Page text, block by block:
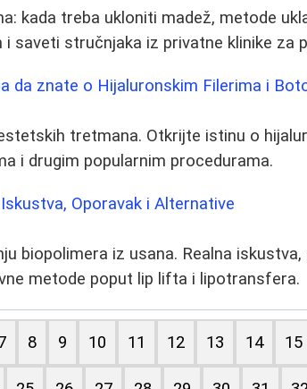
kada treba ukloniti madež, metode
saveti stručnjaka iz privatne klinike za
da znate o Hijaluronskim Filerima i
tretmana. Otkrijte istinu o
i drugim popularnim procedurama.
Oporavak i Alternative
biopolimera iz usana. Realna
metode poput lip lifta i lipotransfera.
8 9 10 11 12 13 14 15